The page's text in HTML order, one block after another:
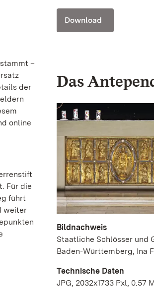
–
der
online
Für die
führt
weiter
Download
Das
Bildnachweis
Staatliche Schlösser und
Baden-Württemberg, Ina
Technische Daten
JPG, 2032x1733 Pxl, 0.57